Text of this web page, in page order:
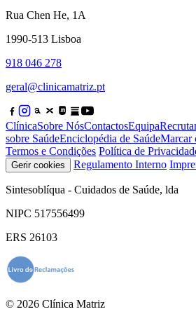
Rua Chen He, 1A
1990-513 Lisboa
918 046 278
geral@clinicamatriz.pt
ClínicaSobre NósContactosEquipa
sobre SaúdeEnciclopédia de SaúdeMarcar
Termos e Condições Política de
Gerir cookies Regulamento Interno
Sintesoblíqua - Cuidados de Saúde, lda
NIPC 517556499
ERS 26103
© 2026 Clínica Matriz